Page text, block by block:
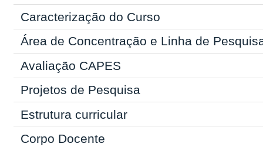
Caracterização do Curso
Área de Concentração e Linha de
Avaliação CAPES
Projetos de Pesquisa
Estrutura curricular
Corpo Docente